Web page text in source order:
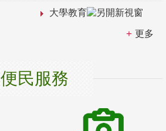
大學教育
更多
便民服務